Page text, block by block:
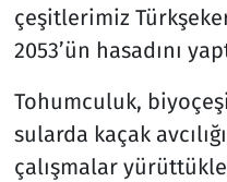
çeşitlerimiz
2053’ün hasadını
Tohumculuk,
sularda kaçak
çalışmalar